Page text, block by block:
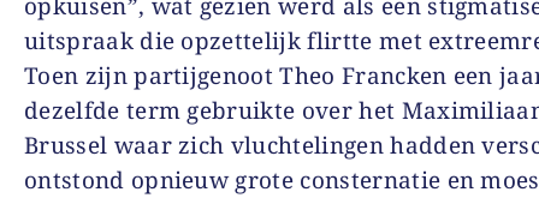
opkuisen”, wat gezien werd als een
uitspraak die opzettelijk flirtte met
Toen zijn partijgenoot Theo Francken een
dezelfde term gebruikte over het
Brussel waar zich vluchtelingen hadden
ontstond opnieuw grote consternatie en